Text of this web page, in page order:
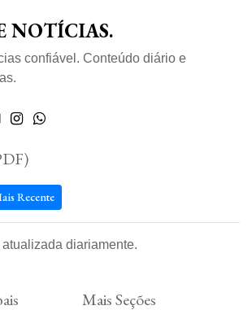
NOTÍCIAS.
confiável. Conteúdo diário e
Recente
diariamente.
Mais Seções